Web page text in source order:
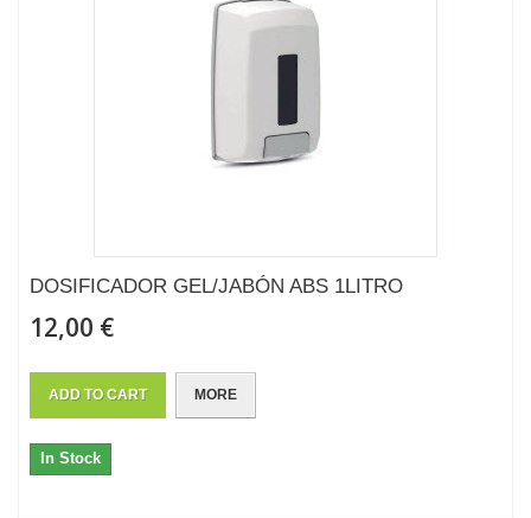
DOSIFICADOR GEL/JABÓN ABS 1LITRO
12,00 €
ADD TO CART MORE
In Stock